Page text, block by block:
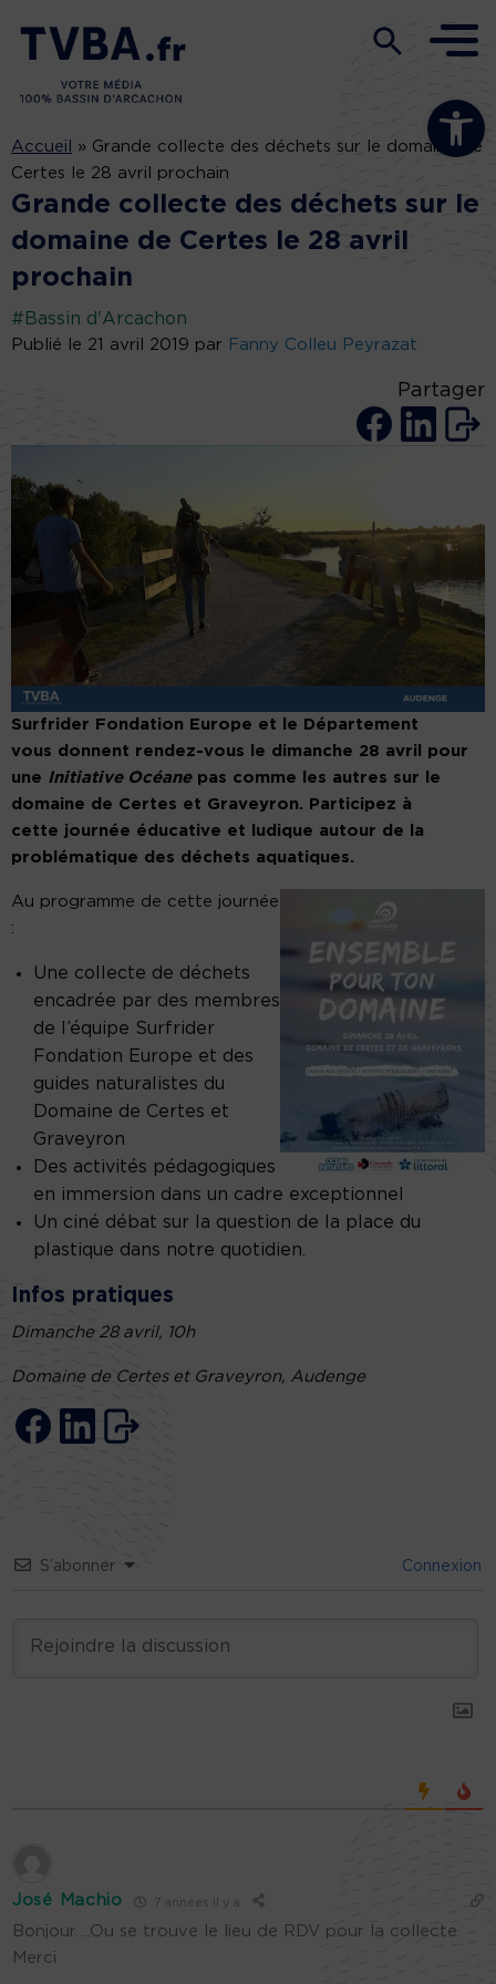
Ouvrir la
Accueil » Grande collecte des déchets sur le domaine de
Certes le 28 avril prochain
Grande collecte des déchets sur le
domaine de Certes le 28 avril
prochain
#Bassin d'Arcachon
Publié le 21 avril 2019 par Fanny Colleu Peyrazat
Partager
Surfrider Fondation Europe et le Département
vous donnent rendez-vous le dimanche 28 avril pour
une Initiative Océanepas comme les autres sur le
domaine de Certes et Graveyron. Participez à
cette journée éducative et ludique autour de la
problématique des déchets aquatiques.
Au programme de cette journée
:
Une collecte de déchets
encadrée par des membres
de l’équipe Surfrider
Fondation Europe et des
guides naturalistes du
Domaine de Certes et
Graveyron
Des activités pédagogiques
en immersion dans un cadre exceptionnel
Un ciné débat sur la question de la place du
plastique dans notre quotidien.
Infos pratiques
Dimanche 28 avril, 10h
Domaine de Certes et Graveyron, Audenge
S’abonner Connexion
José Machio 7 années il y a
Bonjour….Ou se trouve le lieu de RDV pour la collecte.
Merci